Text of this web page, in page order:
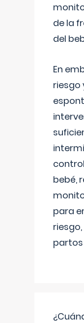
de la
del
En
riesgo
bebé,
para